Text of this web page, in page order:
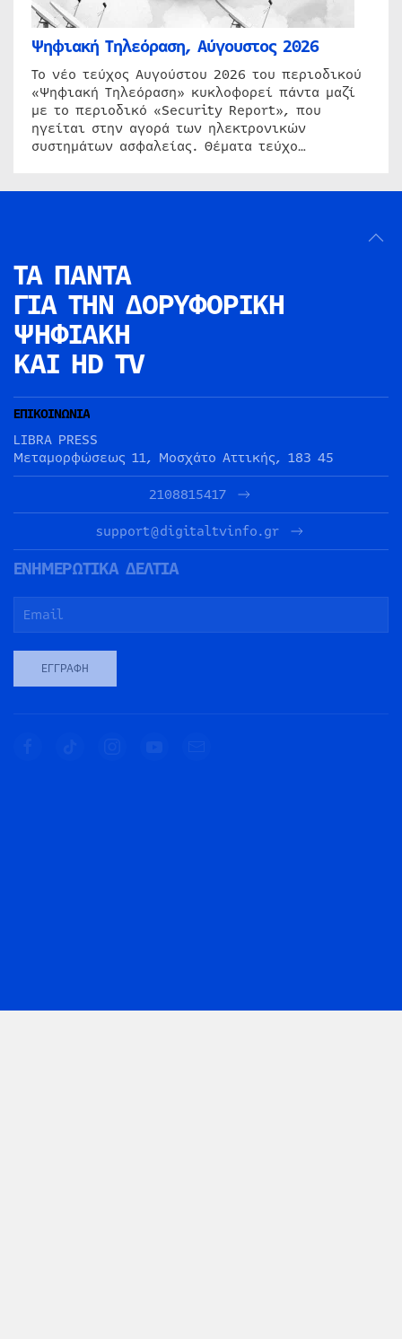
Ψηφιακή Τηλεόραση, Αύγουστος 2026
Το νέο τεύχος Αυγούστου 2026 του περιοδικού
«Ψηφιακή Τηλεόραση» κυκλοφορεί πάντα μαζί
με το περιοδικό «Security Report», που
ηγείται στην αγορά των ηλεκτρονικών
συστημάτων ασφαλείας. Θέματα τεύχο…
ΤΑ ΠΑΝΤΑ
ΓΙΑ ΤΗΝ ΔΟΡΥΦΟΡΙΚΗ
ΨΗΦΙΑΚΗ
ΚΑΙ HD TV
ΕΠΙΚΟΙΝΩΝΙΑ
LIBRA PRESS
Μεταμορφώσεως 11, Μοσχάτο Αττικής, 183 45
2108815417
support@digitaltvinfo.gr
ΕΝΗΜΕΡΩΤΙΚΑ ΔΕΛΤΙΑ
ΕΓΓΡΑΦΉ